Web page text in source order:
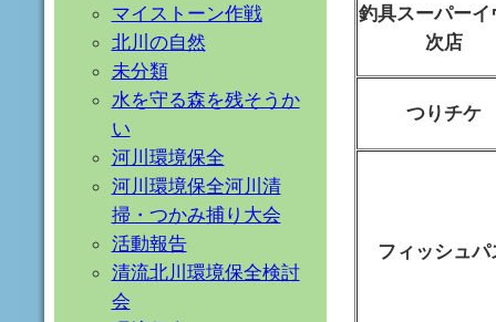
釣具スーパーイ
次店
つりチケ
フィッシュパ
マイストーン作戦
北川の自然
未分類
水を守る森を残そうか
い
河川環境保全
河川環境保全河川清
掃・つかみ捕り大会
活動報告
清流北川環境保全検討
会